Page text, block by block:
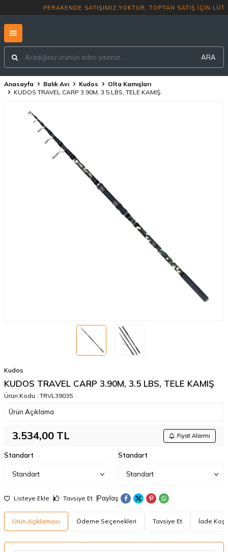
PERAKENDE SATIŞIMIZ YOKTUR,
ARA
Anasayfa Balık Avı Kudos
Olta Kamışları
KUDOS TRAVEL CARP 3.90M, 3.5 LBS, TELE KAMIŞ
Kudos
KUDOS TRAVEL CARP 3.90M, 3.5 LBS, TELE KAMIŞ
Ürün Kodu : TRVL39035
Ürün Açıklama
3.534,00 TL Fiyat Alarmı
Standart Standart
Listeye Ekle Tavsiye Et Paylaş
Ürün Açıklaması Ödeme Seçenekleri Tavsiye Et İade